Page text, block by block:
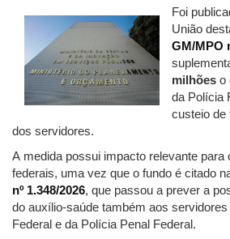
Foi
União
GM/MPO
milhões o
da Polícia
custeio de
dos servidores.
A medida possui impacto relevante para
federais, uma vez que o fundo é citado
nº 1.348/2026, que passou a prever a
do auxílio-saúde também aos
Federal e da Polícia Penal Federal.